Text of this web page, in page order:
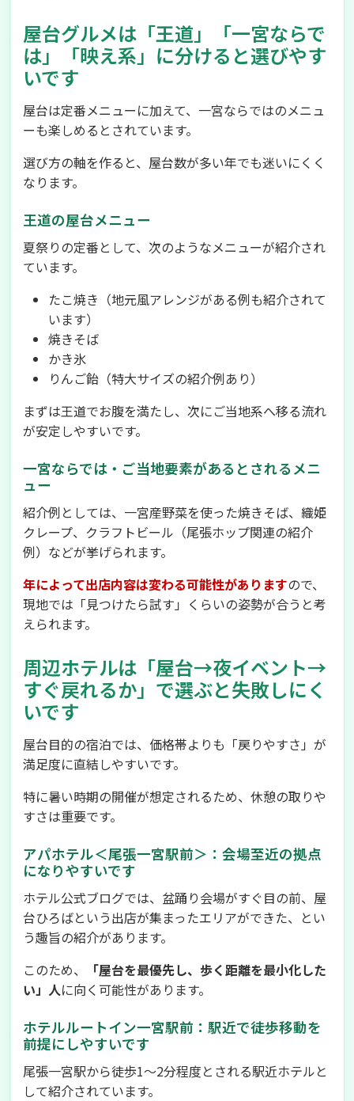
屋台グルメは「王道」「一宮ならで
は」「映え系」に分けると選びやす
いです
屋台は定番メニューに加えて、一宮ならではのメニュ
ーも楽しめるとされています。
選び方の軸を作ると、屋台数が多い年でも迷いにくく
なります。
王道の屋台メニュー
夏祭りの定番として、次のようなメニューが紹介され
ています。
たこ焼き（地元風アレンジがある例も紹介されて
います）
焼きそば
かき氷
りんご飴（特大サイズの紹介例あり）
まずは王道でお腹を満たし、次にご当地系へ移る流れ
が安定しやすいです。
一宮ならでは・ご当地要素があるとされるメニ
ュー
紹介例としては、一宮産野菜を使った焼きそば、織姫
クレープ、クラフトビール（尾張ホップ関連の紹介
例）などが挙げられます。
年によって出店内容は変わる可能性がありますので、
現地では「見つけたら試す」くらいの姿勢が合うと考
えられます。
周辺ホテルは「屋台→夜イベント→
すぐ戻れるか」で選ぶと失敗しにく
いです
屋台目的の宿泊では、価格帯よりも「戻りやすさ」が
満足度に直結しやすいです。
特に暑い時期の開催が想定されるため、休憩の取りや
すさは重要です。
アパホテル＜尾張一宮駅前＞：会場至近の拠点
になりやすいです
ホテル公式ブログでは、盆踊り会場がすぐ目の前、屋
台ひろばという出店が集まったエリアができた、とい
う趣旨の紹介があります。
このため、
「屋台を最優先し、歩く距離を最小化した
い」人に向く可能性があります。
ホテルルートイン一宮駅前：駅近で徒歩移動を
前提にしやすいです
尾張一宮駅から徒歩1〜2分程度とされる駅近ホテルと
して紹介されています。